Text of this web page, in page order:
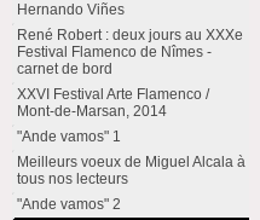
Hernando Viñes
René Robert : deux jours au XXXe
Festival Flamenco de Nîmes -
carnet de bord
XXVI Festival Arte Flamenco /
Mont-de-Marsan, 2014
"Ande vamos" 1
Meilleurs voeux de Miguel Alcala à
tous nos lecteurs
"Ande vamos" 2